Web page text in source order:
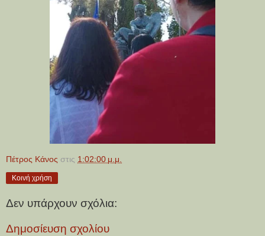
Πέτρος Κάνος στις 1:02:00 μ.μ.
Κοινή χρήση
Δεν υπάρχουν σχόλια:
Δημοσίευση σχολίου